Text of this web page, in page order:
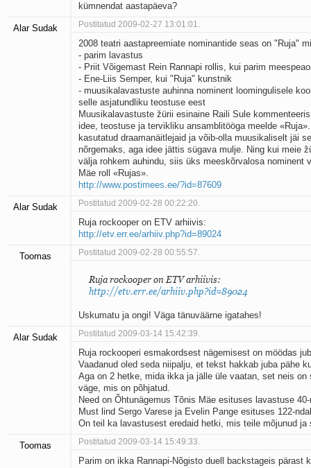
kümnendat aastapäeva?
Alar Sudak Postitatud 2009-02-27 13:01:01.
2008 teatri aastapreemiate nominantide seas on "Ruja"
- parim lavastus
- Priit Võigemast Rein Rannapi rollis, kui parim
- Ene-Liis Semper, kui "Ruja" kunstnik
- muusikalavastuste auhinna nominent loomingulisele
selle asjatundliku teostuse eest
Muusikalavastuste žürii esinaine Raili Sule
idee, teostuse ja tervikliku ansamblitööga meelde
kasutatud draamanäitlejaid ja võib-olla muusikaliselt jäi
nõrgemaks, aga idee jättis sügava mulje. Ning kui meie
välja rohkem auhindu, siis üks mees­kõrvalosa nominent
Mäe roll «Rujas».
http://www.postimees.ee/?id=87609
Alar Sudak Postitatud 2009-02-28 00:22:20.
Ruja rockooper on ETV arhiivis:
http://etv.err.ee/arhiiv.php?id=89024
Toomas Postitatud 2009-02-28 00:55:57.
Ruja rockooper on ETV arhiivis:
http://etv.err.ee/arhiiv.php?id=89024
Uskumatu ja ongi! Väga tänuväärne igatahes!
Alar Sudak Postitatud 2009-03-14 15:42:39.
Ruja rockooperi esmakordsest nägemisest on möödas
Vaadanud oled seda niipalju, et tekst hakkab juba pähe
Aga on 2 hetke, mida ikka ja jälle üle vaatan, set neis on
väge, mis on põhjatud.
Need on Õhtunägemus Tõnis Mäe esituses lavastuse
Must lind Sergo Varese ja Evelin Pange esituses 122-
On teil ka lavastusest eredaid hetki, mis teile mõjunud ja
Toomas Postitatud 2009-03-14 15:49:33.
Parim on ikka Rannapi-Nõgisto duell backstageis pärast